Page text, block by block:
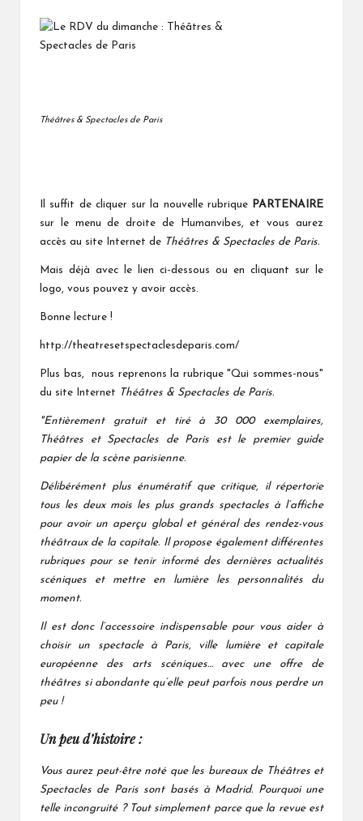
Théâtres & Spectacles de Paris
Il suffit de cliquer sur la nouvelle rubrique
PARTENAIRE
sur le menu de droite de Humanvibes, et vous aurez
accès au site Internet de Théâtres & Spectacles de Paris.
Mais déjà avec le lien ci-dessous ou en cliquant sur le
logo, vous pouvez y avoir accès.
Bonne lecture !
http://theatresetspectaclesdeparis.com/
Plus bas, nous reprenons la rubrique "Qui sommes-nous"
du site Internet
Théâtres & Spectacles de Paris.
"Entièrement gratuit et tiré à 30 000 exemplaires,
Théâtres et Spectacles de Paris est le premier guide
papier de la scène parisienne.
Délibérément plus énumératif que critique, il répertorie
tous les deux mois les plus grands spectacles à l’affiche
pour avoir un aperçu global et général des rendez-vous
théâtraux de la capitale. Il propose également différentes
rubriques pour se tenir informé des dernières actualités
scéniques et mettre en lumière les personnalités du
moment.
Il est donc l’accessoire indispensable pour vous aider à
choisir un spectacle à Paris, ville lumière et capitale
européenne des arts scéniques… avec une offre de
théâtres si abondante qu’elle peut parfois nous perdre un
peu !
Un peu d’histoire :
Vous aurez peut-être noté que les bureaux de Théâtres et
Spectacles de Paris sont basés à Madrid. Pourquoi une
telle incongruité ? Tout simplement parce que la revue est